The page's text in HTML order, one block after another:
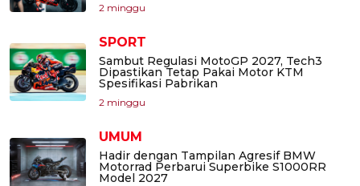
2 minggu
SPORT
Sambut Regulasi MotoGP 2027, Tech3
Dipastikan Tetap Pakai Motor KTM
Spesifikasi Pabrikan
2 minggu
UMUM
Hadir dengan Tampilan Agresif BMW
Motorrad Perbarui Superbike S1000RR
Model 2027